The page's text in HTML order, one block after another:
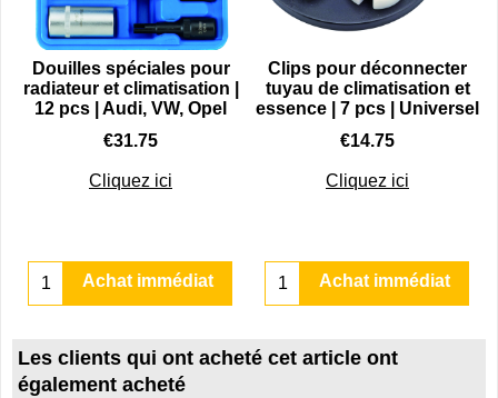
Douilles spéciales pour
radiateur et climatisation |
12 pcs | Audi, VW, Opel
€31.75
Cliquez ici
Achat immédiat
Clips pour déconnecter
tuyau de climatisation et
essence | 7 pcs | Universel
€14.75
Cliquez ici
Achat immédiat
Les clients qui ont acheté cet article ont
également acheté